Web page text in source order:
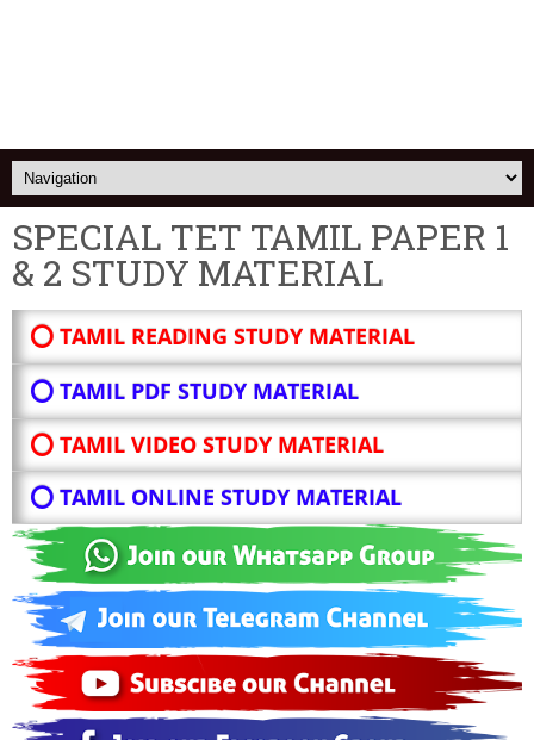
SPECIAL TET TAMIL PAPER 1
& 2 STUDY MATERIAL
⭕ TAMIL READING STUDY MATERIAL
⭕ TAMIL PDF STUDY MATERIAL
⭕ TAMIL VIDEO STUDY MATERIAL
⭕ TAMIL ONLINE STUDY MATERIAL